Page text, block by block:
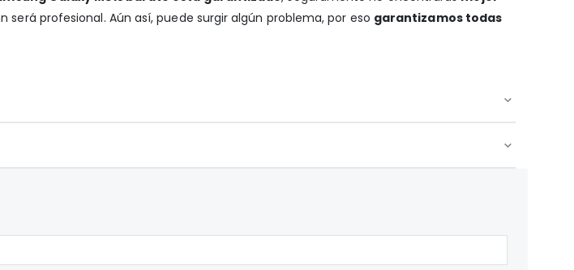
profesional. Aún así, puede surgir algún problema, por eso garantizamos todas